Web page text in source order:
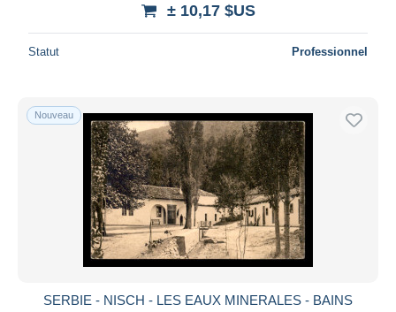
± 10,17 $US
Statut Professionnel
Nouveau
SERBIE - NISCH - LES EAUX MINERALES - BAINS